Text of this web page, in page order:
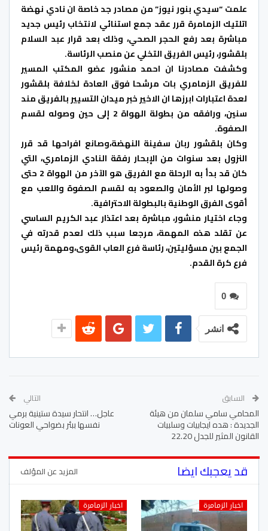
علمت “سيدي بنور نيوز” من مصادر جد خاصة ان نادي نهضة
اتلتيك الزمامرة قرر عقد جمع استنائي لانتخاب رئيس جديد
مباشرة بعد رفع الحجر الصحي، وذلك بعد قرار عبد السلام
بلقشور، رئيس الفريق التخلي عن منصب الرئاسة.
وكشفت مصادرنا ان احمد منشور عضو المكتب المسير
للفريق الزمامري بات مرشحا فوق العادة لخلافة بلقشور
لعدة اعتبارات ابرزها ان الاخير خبر ميدان التسيير بالفريق مند
سنين، ورافقه من بطولة الهواة 2 إلى حين وصوله لقسم
الصفوة.
وكان بلقشور ربان سفينة النهضة،وصانع افراحها قد قرر
النزول بعد سنوات من الإبحار رفقة النادي الزمامري، التي
كان قد بدأ به الرحلة مع الفريق هو الآخر من الهواة 2 حتى
وصولها لبر الأمان والصعود به لقسم الصفوة واللعب مع
أقوى الفرق الوطنية بالبطولة الاحترافية.
وجاء اختيار منشور، مباشرة بعد اعتذار عبد الكريم الساسي
عن تقلد هذه المهمة، مرجعا سبب ذلك لعدم قدرته في
الجمع بين مسؤليتين، رئاسة فرع العاب القوى،ومهمة رئيس
فرع كرة القدم.
0
انشر
السابق
المحامي سامي سلمان من هيئة
الجديدة : هده ايجابيات وسلبيات
القانون المثير للجدل 22.20
التالي
عاجل… انتحار سيدة ستينية برمي
نفسها ببئر بضواحي العونات
قد يعجبك ايضا المزيد عن المؤلف
اخبار الزمامرة اخبار الزمامرة